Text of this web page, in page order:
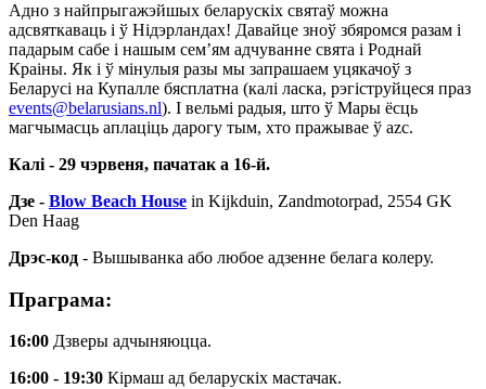
Адно з найпрыгажэйшых беларускіх святаў можна
адсвяткаваць і ў Нідэрландах! Давайце зноў збяромся разам і
падарым сабе і нашым сем’ям адчуванне свята і Роднай
Краіны. Як і ў мінулыя разы мы запрашаем уцякачоў з
Беларусі на Купалле бясплатна (калі ласка, рэгіструйцеся праз
events@belarusians.nl). І вельмі радыя, што ў Мары ёсць
магчымасць аплаціць дарогу тым, хто пражывае ў azc.
Калі - 29 чэрвеня, пачатак а 16-й.
Дзе - Blow Beach House in Kijkduin, Zandmotorpad, 2554 GK
Den Haag
Дрэс-код - Вышыванка або любое адзенне белага колеру.
Праграма:
16:00 Дзверы адчыняюцца.
16:00 - 19:30 Кірмаш ад беларускіх мастачак.